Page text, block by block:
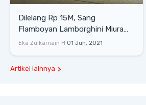
Dilelang Rp 15M, Sang
Flamboyan Lamborghini Miura
P400 S
Eka Zulkarnain H 01 Jun, 2021
Artikel lainnya